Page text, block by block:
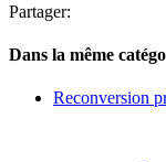
Partager:
Dans la même
Reconversion